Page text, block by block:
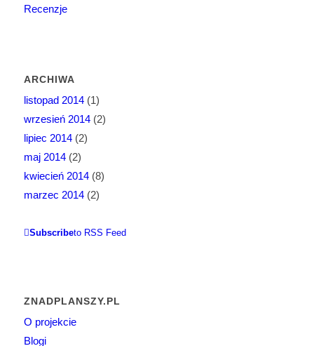
Recenzje
ARCHIWA
listopad 2014(1)
wrzesień 2014(2)
lipiec 2014(2)
maj 2014(2)
kwiecień 2014(8)
marzec 2014(2)
Subscribeto RSS Feed
ZNADPLANSZY.PL
O projekcie
Blogi